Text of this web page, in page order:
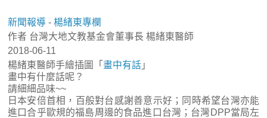
新聞報導 - 楊緒東專欄
作者 台灣大地文教基金會董事長 楊緒東醫師
2018-06-11
楊緒東醫師手繪插圖「 畫中有話 」
畫中有什麼話呢？
請細細品味~~
日本安倍首相，百般對台感謝善意示好；同時希望台灣亦能
進口合乎歐規的福島周邊的食品進口台灣；台灣DPP當局左